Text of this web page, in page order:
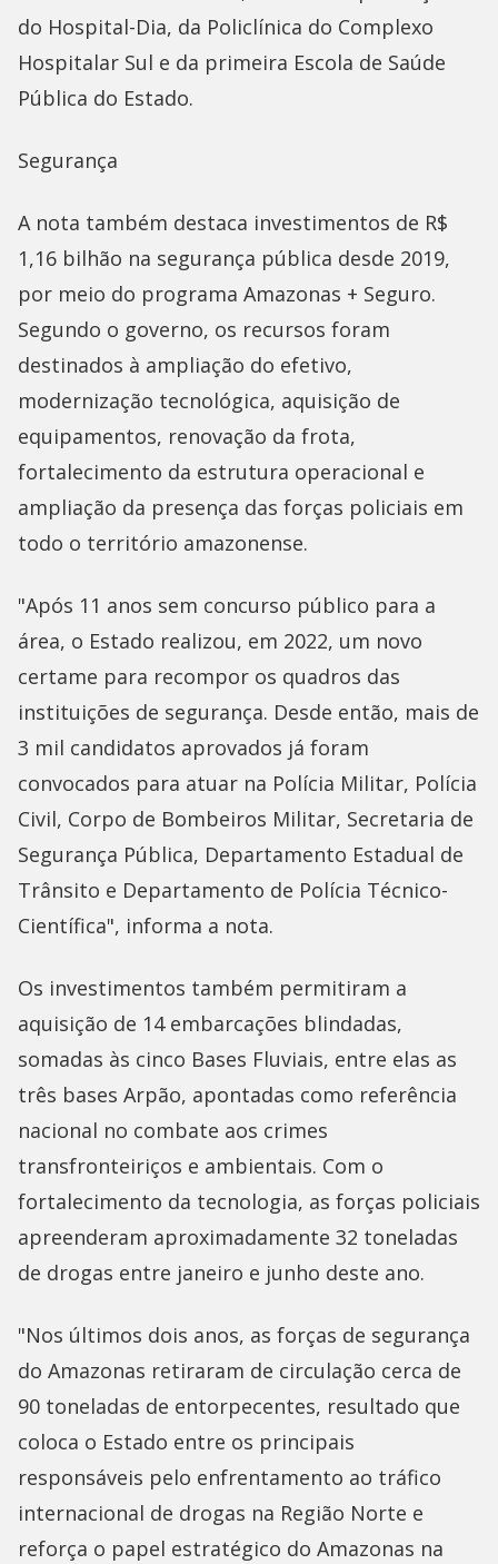
do Hospital-Dia, da Policlínica do Complexo
Hospitalar Sul e da primeira Escola de Saúde
Pública do Estado.
Segurança
A nota também destaca investimentos de R$
1,16 bilhão na segurança pública desde 2019,
por meio do programa Amazonas + Seguro.
Segundo o governo, os recursos foram
destinados à ampliação do efetivo,
modernização tecnológica, aquisição de
equipamentos, renovação da frota,
fortalecimento da estrutura operacional e
ampliação da presença das forças policiais em
todo o território amazonense.
"Após 11 anos sem concurso público para a
área, o Estado realizou, em 2022, um novo
certame para recompor os quadros das
instituições de segurança. Desde então, mais de
3 mil candidatos aprovados já foram
convocados para atuar na Polícia Militar, Polícia
Civil, Corpo de Bombeiros Militar, Secretaria de
Segurança Pública, Departamento Estadual de
Trânsito e Departamento de Polícia Técnico-
Científica", informa a nota.
Os investimentos também permitiram a
aquisição de 14 embarcações blindadas,
somadas às cinco Bases Fluviais, entre elas as
três bases Arpão, apontadas como referência
nacional no combate aos crimes
transfronteiriços e ambientais. Com o
fortalecimento da tecnologia, as forças policiais
apreenderam aproximadamente 32 toneladas
de drogas entre janeiro e junho deste ano.
"Nos últimos dois anos, as forças de segurança
do Amazonas retiraram de circulação cerca de
90 toneladas de entorpecentes, resultado que
coloca o Estado entre os principais
responsáveis pelo enfrentamento ao tráfico
internacional de drogas na Região Norte e
reforça o papel estratégico do Amazonas na